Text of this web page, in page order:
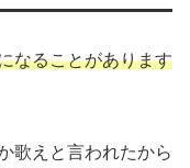
なることがあります
歌えと言われたから